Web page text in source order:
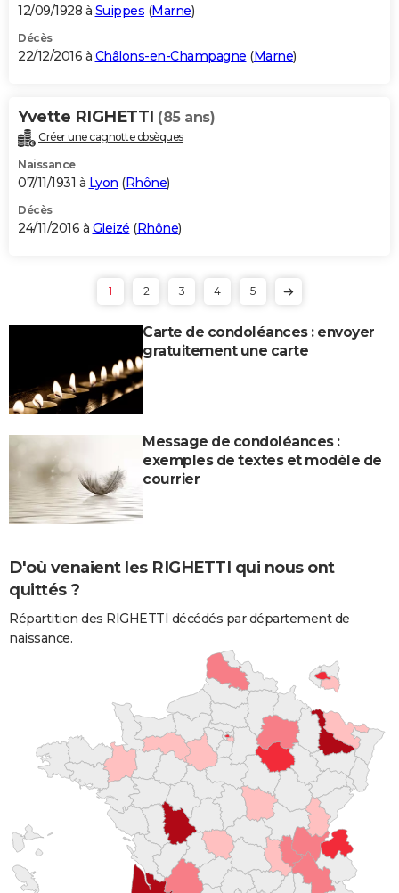
12/09/1928 à Suippes (Marne)
Décès
22/12/2016 à Châlons-en-Champagne (Marne)
Yvette RIGHETTI (85 ans)
Créer une cagnotte obsèques
Naissance
07/11/1931 à Lyon (Rhône)
Décès
24/11/2016 à Gleizé (Rhône)
1 2 3 4 5
Carte de condoléances : envoyer
gratuitement une carte
Message de condoléances :
exemples de textes et modèle de
courrier
D'où venaient les RIGHETTI qui nous ont
quittés ?
Répartition des RIGHETTI décédés par département de
naissance.